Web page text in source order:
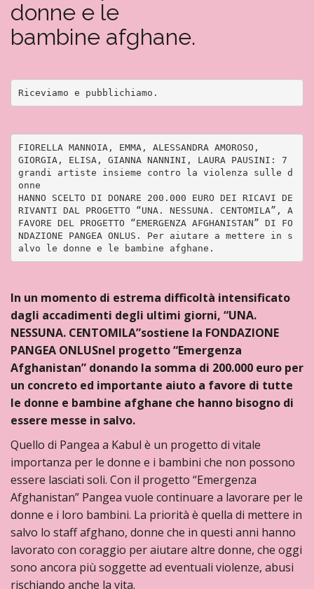
donne e le
bambine afghane.
Riceviamo e pubblichiamo.
FIORELLA MANNOIA, EMMA, ALESSANDRA AMOROSO,
GIORGIA, ELISA, GIANNA NANNINI, LAURA PAUSINI: 7
grandi artiste insieme contro la violenza sulle d
onne
HANNO SCELTO DI DONARE 200.000 EURO DEI RICAVI DE
RIVANTI DAL PROGETTO “UNA. NESSUNA. CENTOMILA”, A
FAVORE DEL PROGETTO “EMERGENZA AFGHANISTAN” DI FO
NDAZIONE PANGEA ONLUS. Per aiutare a mettere in s
alvo le donne e le bambine afghane.
In un momento di estrema difficoltà intensificato
dagli accadimenti degli ultimi giorni, “UNA.
NESSUNA. CENTOMILA”sostiene la FONDAZIONE
PANGEA ONLUSnel progetto “Emergenza
Afghanistan” donando la somma di 200.000 euro per
un concreto ed importante aiuto a favore di tutte
le donne e bambine afghane che hanno bisogno di
essere messe in salvo.
Quello di Pangea a Kabul è un progetto di vitale
importanza per le donne e i bambini che non possono
essere lasciati soli. Con il progetto “Emergenza
Afghanistan” Pangea vuole continuare a lavorare per le
donne e i loro bambini. La priorità è quella di mettere in
salvo lo staff afghano, donne che in questi anni hanno
lavorato con coraggio per aiutare altre donne, che oggi
sono ancora più soggette ad eventuali violenze, abusi
rischiando anche la vita.